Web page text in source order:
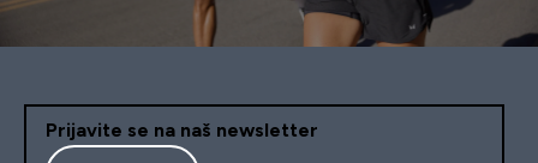
Prijavite se na naš newsletter